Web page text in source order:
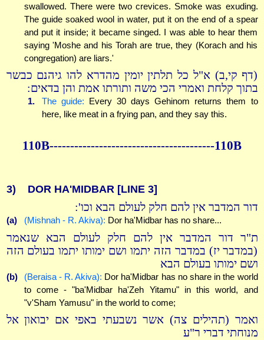
swallowed. There were two crevices. Smoke was exuding.
The guide soaked wool in water, put it on the end of a spear
and put it inside; it became singed. I was able to hear them
saying 'Moshe and his Torah are true, they (Korach and his
congregation) are liars.'
(דף קי,ב) א"ל כל תלתין יומין מהדרא להו גיהנם כבשר
בתוך קלחת ואמרי הכי משה ותורתו אמת והן בדאים:
1. The guide: Every 30 days Gehinom returns them to
here, like meat in a frying pan, and they say this.
110B----------------------------------------110B
3) DOR HA'MIDBAR [LINE 3]
דור המדבר אין להם חלק לעולם הבא וכו':
(a) (Mishnah - R. Akiva): Dor ha'Midbar has no share...
ת"ר דור המדבר אין להם חלק לעולם הבא שנאמר
(במדבר יז) במדבר הזה יתמו ושם ימותו יתמו בעולם הזה
ושם ימותו בעולם הבא
(b) (Beraisa - R. Akiva): Dor ha'Midbar has no share in the world
to come - "ba'Midbar ha'Zeh Yitamu" in this world, and
"v'Sham Yamusu" in the world to come;
ואמר (תהילים צה) אשר נשבעתי באפי אם יבואון אל
מנוחתי דברי ר"ע